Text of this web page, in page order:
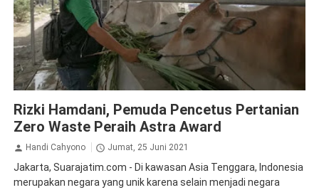
Rizki Hamdani, Pemuda Pencetus Pertanian
Zero Waste Peraih Astra Award
Handi Cahyono Jumat, 25 Juni 2021
Jakarta, Suarajatim.com - Di kawasan Asia Tenggara, Indonesia
merupakan negara yang unik karena selain menjadi negara